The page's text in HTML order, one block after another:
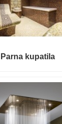
Parna kupatila